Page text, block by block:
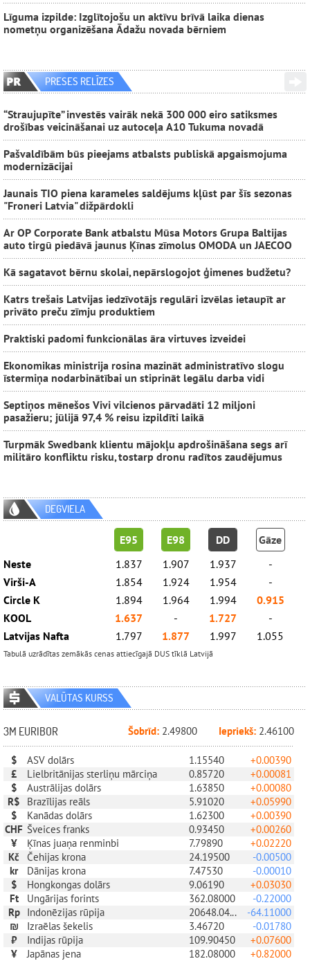
Līguma izpilde: Izglītojošu un aktīvu brīvā laika dienas
nometņu organizēšana Ādažu novada bērniem
PRESES RELĪZES
“Straujupīte” investēs vairāk nekā 300 000 eiro satiksmes
drošības veicināšanai uz autoceļa A10 Tukuma novadā
Pašvaldībām būs pieejams atbalsts publiskā apgaismojuma
modernizācijai
Jaunais TIO piena karameles saldējums kļūst par šīs sezonas
"Froneri Latvia" dižpārdokli
Ar OP Corporate Bank atbalstu Mūsa Motors Grupa Baltijas
auto tirgū piedāvā jaunus Ķīnas zīmolus OMODA un JAECOO
Kā sagatavot bērnu skolai, nepārslogojot ģimenes budžetu?
Katrs trešais Latvijas iedzīvotājs regulāri izvēlas ietaupīt ar
privāto preču zīmju produktiem
Praktiski padomi funkcionālas āra virtuves izveidei
Ekonomikas ministrija rosina mazināt administratīvo slogu
īstermiņa nodarbinātībai un stiprināt legālu darba vidi
Septiņos mēnešos Vivi vilcienos pārvadāti 12 miljoni
pasažieru; jūlijā 97,4 % reisu izpildīti laikā
Turpmāk Swedbank klientu mājokļu apdrošināšana segs arī
militāro konfliktu risku, tostarp dronu radītos zaudējumus
DEGVIELA
E95 E98 DD
Gāze
Neste
1.837 1.907 1.937
-
Virši-A
1.854 1.924 1.954
-
Circle K
1.894 1.964 1.994
0.915
KOOL
1.637 - 1.727
-
Latvijas Nafta
1.797 1.877 1.997 1.055
Tabulā uzrādītas zemākās cenas attiecīgajā DUS tīklā Latvijā
VALŪTAS KURSS
3M EURIBOR Šobrīd: 2.49800 Iepriekš: 2.46100
$ ASV dolārs 1.15540
+0.00390
£
Lielbritānijas sterliņu mārciņa 0.85720
+0.00081
$
Austrālijas dolārs 1.63850
+0.00080
R$
Brazīlijas reāls 5.91020
+0.05990
$
Kanādas dolārs 1.62300
+0.00390
CHF Šveices franks 0.93450
+0.00260
¥
Ķīnas juaņa renminbi 7.79890
+0.02220
Kč
Čehijas krona 24.19500
-0.00500
kr
Dānijas krona 7.47530
-0.00010
$
Hongkongas dolārs 9.06190
+0.03030
Ft
Ungārijas forints 362.08000
-0.22000
Rp
Indonēzijas rūpija 20648.04000
-64.11000
₪
Izraēlas šekelis 3.46720
-0.01780
₹
Indijas rūpija 109.90450
+0.07600
¥
Japānas jena 182.08000 +0.82000